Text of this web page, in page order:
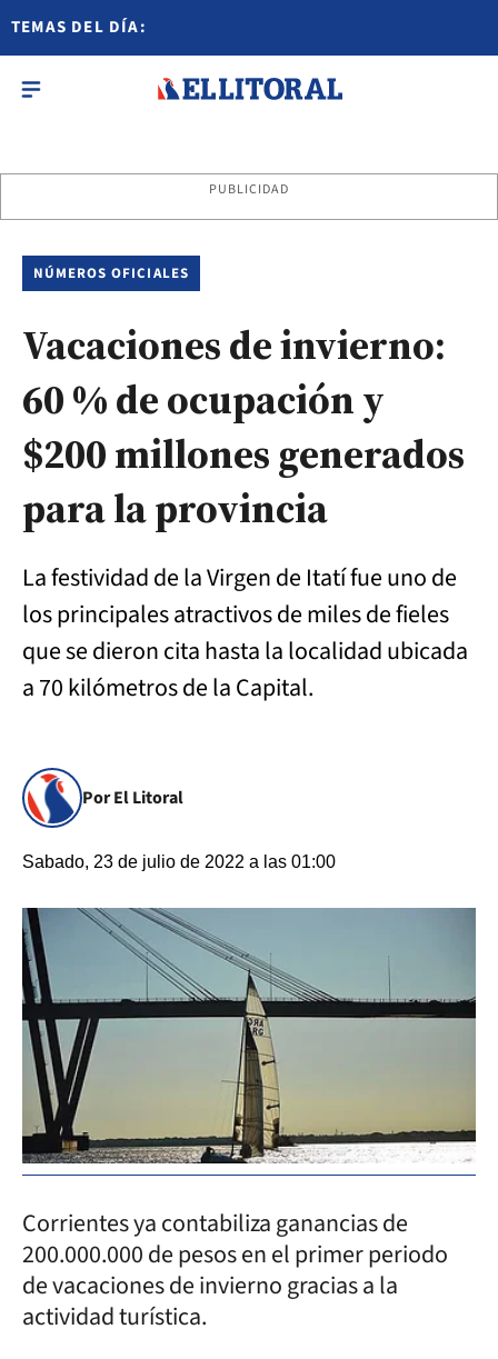
TEMAS DEL DÍA:
PUBLICIDAD
NÚMEROS OFICIALES
Vacaciones de invierno:
60 % de ocupación y
$200 millones generados
para la provincia
La festividad de la Virgen de Itatí fue uno de
los principales atractivos de miles de fieles
que se dieron cita hasta la localidad ubicada
a 70 kilómetros de la Capital.
Por El Litoral
Sabado, 23 de julio de 2022 a las 01:00
Corrientes ya contabiliza ganancias de
200.000.000 de pesos en el primer periodo
de vacaciones de invierno gracias a la
actividad turística.